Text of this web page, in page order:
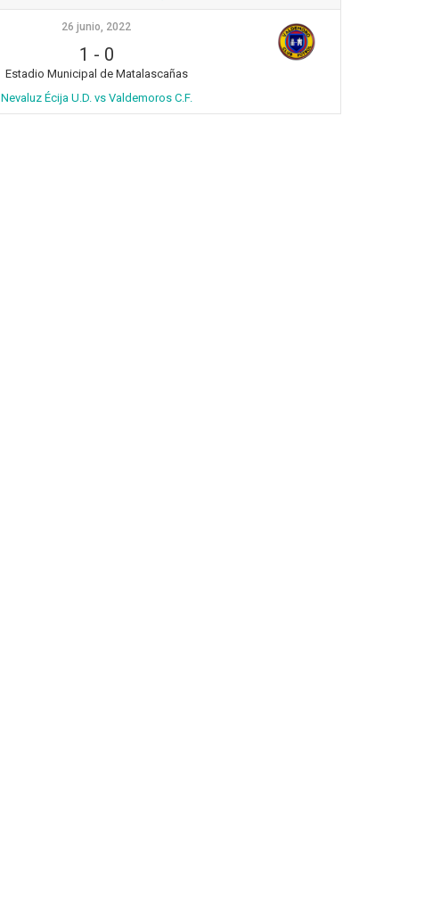
26 junio, 2022
1 - 0
Estadio Municipal de Matalascañas
Nevaluz Écija U.D. vs Valdemoros C.F.